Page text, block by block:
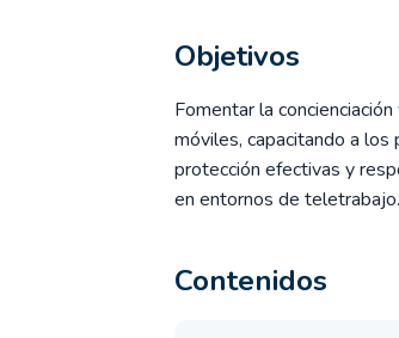
Objetivos
Fomentar la
móviles, capacitando a
protección efectivas y
en entornos de teletrabajo.
Contenidos